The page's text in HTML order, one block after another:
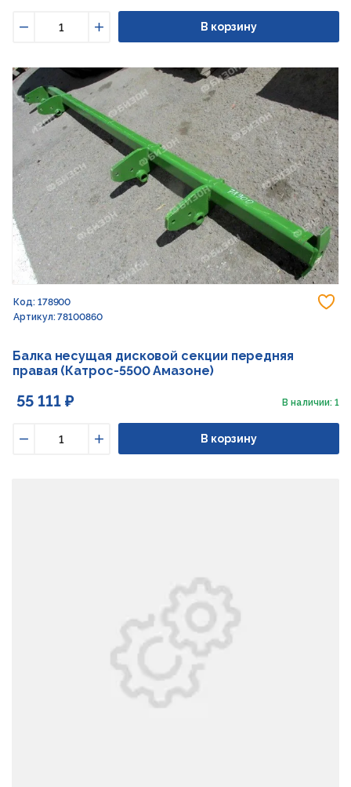
Увеличить
В корзину
Код: 178900
Артикул: 78100860
Балка несущая дисковой секции передняя
правая (Катрос-5500 Амазоне)
55 111 ₽ В наличии: 1
Увеличить
В корзину